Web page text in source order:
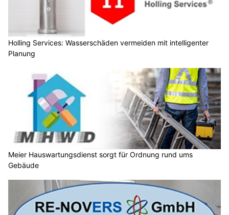
Holling Services: Wasserschäden vermeiden mit intelligenter
Planung
Meier Hauswartungsdienst sorgt für Ordnung rund ums
Gebäude